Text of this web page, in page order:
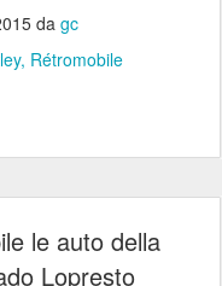
da gc
Rétromobile
le auto della
Lopresto